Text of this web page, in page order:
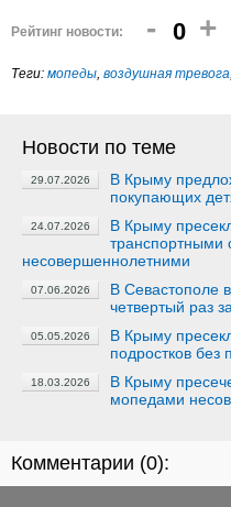
Рейтинг новости: - 0 +
Теги: мопеды, воздушная тревога,
Новости по теме
29.07.2026
В Крыму
покупающих
24.07.2026
В Крыму
транспортными
несовершеннолетними
07.06.2026
В Севастополе
четвертый раз
05.05.2026
В Крыму
подростков без
18.03.2026
В Крыму
мопедами
Комментарии (0):